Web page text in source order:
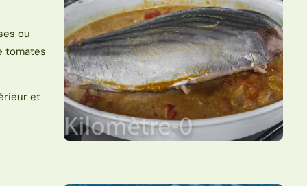
ou
tomates
et